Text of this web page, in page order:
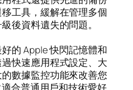
工具，緩解在管理多個
後資料遺失的問題。
的 Apple 快閃記憶體和
快速應用程式設定、大
數據監控功能來改善您